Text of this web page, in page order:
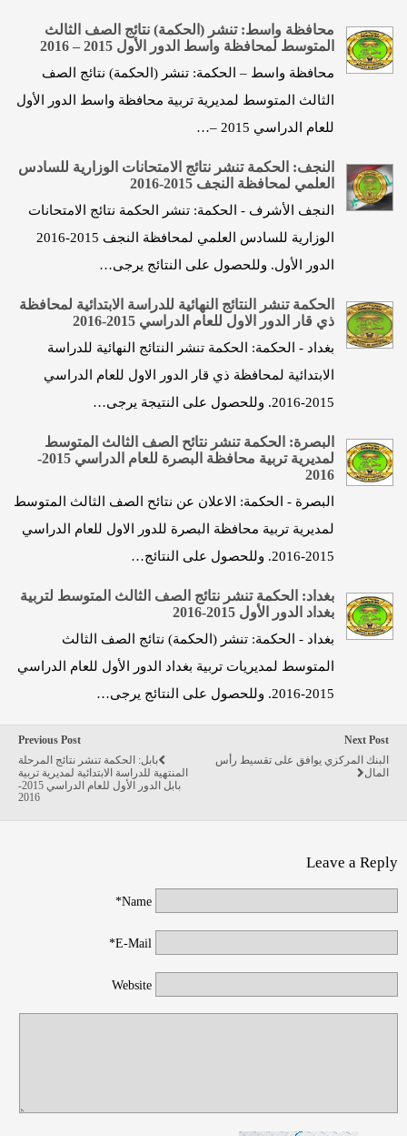
محافظة واسط: تنشر (الحكمة) نتائج الصف الثالث
المتوسط لمحافظة واسط الدور الأول 2015 – 2016
محافظة واسط – الحكمة: تنشر (الحكمة) نتائج الصف
الثالث المتوسط لمديرية تربية محافظة واسط الدور الأول
للعام الدراسي 2015 –…
النجف: الحكمة تنشر نتائج الامتحانات الوزارية للسادس
العلمي لمحافظة النجف 2015-2016
النجف الأشرف - الحكمة: تنشر الحكمة نتائج الامتحانات
الوزارية للسادس العلمي لمحافظة النجف 2015-2016
الدور الأول. وللحصول على النتائج يرجى…
الحكمة تنشر النتائج النهائية للدراسة الابتدائية لمحافظة
ذي قار الدور الاول للعام الدراسي 2015-2016
بغداد - الحكمة: الحكمة تنشر النتائج النهائية للدراسة
الابتدائية لمحافظة ذي قار الدور الاول للعام الدراسي
2015-2016. وللحصول على النتيجة يرجى…
البصرة: الحكمة تنشر نتائح الصف الثالث المتوسط
لمديرية تربية محافظة البصرة للعام الدراسي 2015-
2016
البصرة - الحكمة: الاعلان عن نتائح الصف الثالث المتوسط
لمديرية تربية محافظة البصرة للدور الاول للعام الدراسي
2015-2016. وللحصول على النتائج…
بغداد: الحكمة تنشر نتائج الصف الثالث المتوسط لتربية
بغداد الدور الأول 2015-2016
بغداد - الحكمة: تنشر (الحكمة) نتائج الصف الثالث
المتوسط لمديريات تربية بغداد الدور الأول للعام الدراسي
2015-2016. وللحصول على النتائج يرجى…
Previous Post
بابل: الحكمة تنشر نتائج المرحلة
المنتهية للدراسة الابتدائية لمديرية تربية
بابل الدور الأول للعام الدراسي 2015-
2016
Next Post
البنك المركزي يوافق على تقسيط رأس
المال
Leave a Reply
Name*
E-Mail*
Website